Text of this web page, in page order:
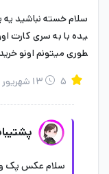
یده با به سری کارت
طوری میتونم اونو
۱۳ شهریور ۱۴۰۳
سلام عکس پک و